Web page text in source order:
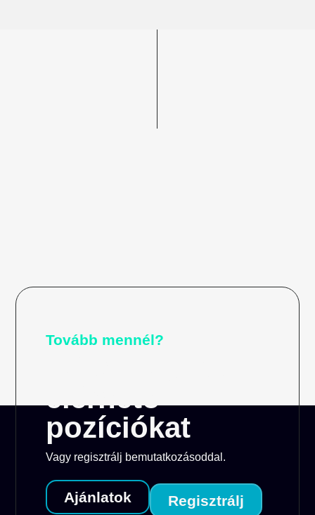
Tovább mennél?
elérhető
pozíciókat
Vagy regisztrálj bemutatkozásoddal.
Ajánlatok Regisztrálj